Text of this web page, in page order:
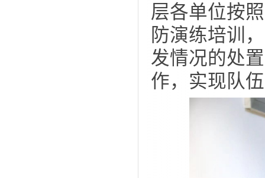
层各单位按
防演练培训
发情况的处
作，实现队